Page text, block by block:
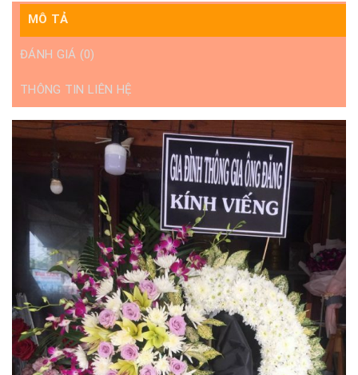
MÔ TẢ
ĐÁNH GIÁ (0)
THÔNG TIN LIÊN HỆ